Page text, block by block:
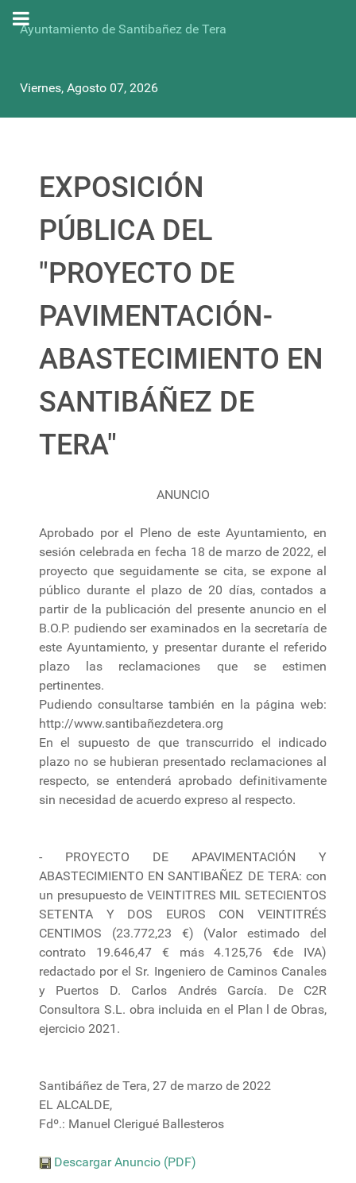
Ayuntamiento de Santibañez de Tera
Viernes, Agosto 07, 2026
EXPOSICIÓN
PÚBLICA DEL
"PROYECTO DE
PAVIMENTACIÓN-
ABASTECIMIENTO EN
SANTIBÁÑEZ DE
TERA"
ANUNCIO
Aprobado por el Pleno de este Ayuntamiento, en
sesión celebrada en fecha 18 de marzo de 2022, el
proyecto que seguidamente se cita, se expone al
público durante el plazo de 20 días, contados a
partir de la publicación del presente anuncio en el
B.O.P. pudiendo ser examinados en la secretaría de
este Ayuntamiento, y presentar durante el referido
plazo las reclamaciones que se estimen
pertinentes.
Pudiendo consultarse también en la página web:
http://www.santibañezdetera.org
En el supuesto de que transcurrido el indicado
plazo no se hubieran presentado reclamaciones al
respecto, se entenderá aprobado definitivamente
sin necesidad de acuerdo expreso al respecto.
- PROYECTO DE APAVIMENTACIÓN Y
ABASTECIMIENTO EN SANTIBAÑEZ DE TERA: con
un presupuesto de VEINTITRES MIL SETECIENTOS
SETENTA Y DOS EUROS CON VEINTITRÉS
CENTIMOS (23.772,23 €) (Valor estimado del
contrato 19.646,47 € más 4.125,76 €de IVA)
redactado por el Sr. Ingeniero de Caminos Canales
y Puertos D. Carlos Andrés García. De C2R
Consultora S.L. obra incluida en el Plan l de Obras,
ejercicio 2021.
Santibáñez de Tera, 27 de marzo de 2022
EL ALCALDE,
Fdº.: Manuel Clerigué Ballesteros
Descargar Anuncio (PDF)